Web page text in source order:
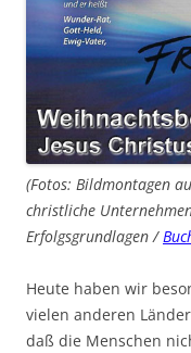
(Fotos: Bildmontagen
christliche
Erfolgsgrundlagen /
Heute haben wir
vielen anderen
daß die Menschen